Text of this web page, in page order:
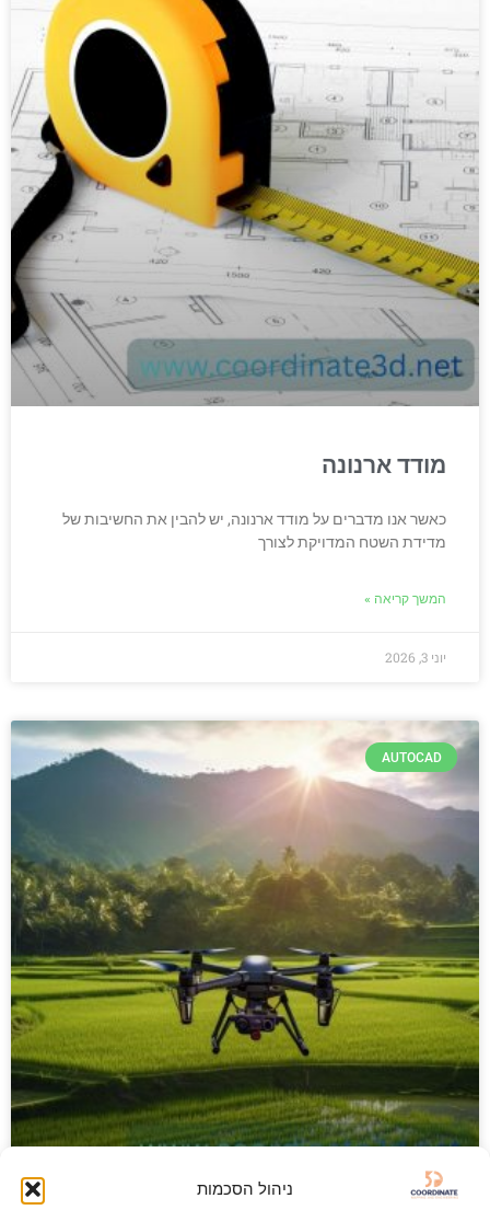
ניהול הסכמות
מודד ארנונה
כאשר אנו מדברים על מודד ארנונה, יש להבין את החשיבות של
מדידת השטח המדויקת לצורך
המשך קריאה »
יוני 3, 2026
AUTOCAD